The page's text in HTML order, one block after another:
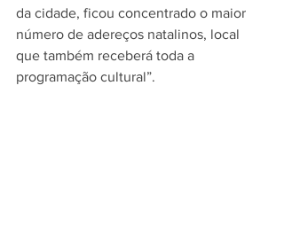
da cidade, ficou concentrado o maior
número de adereços natalinos, local
que também receberá toda a
programação cultural”.